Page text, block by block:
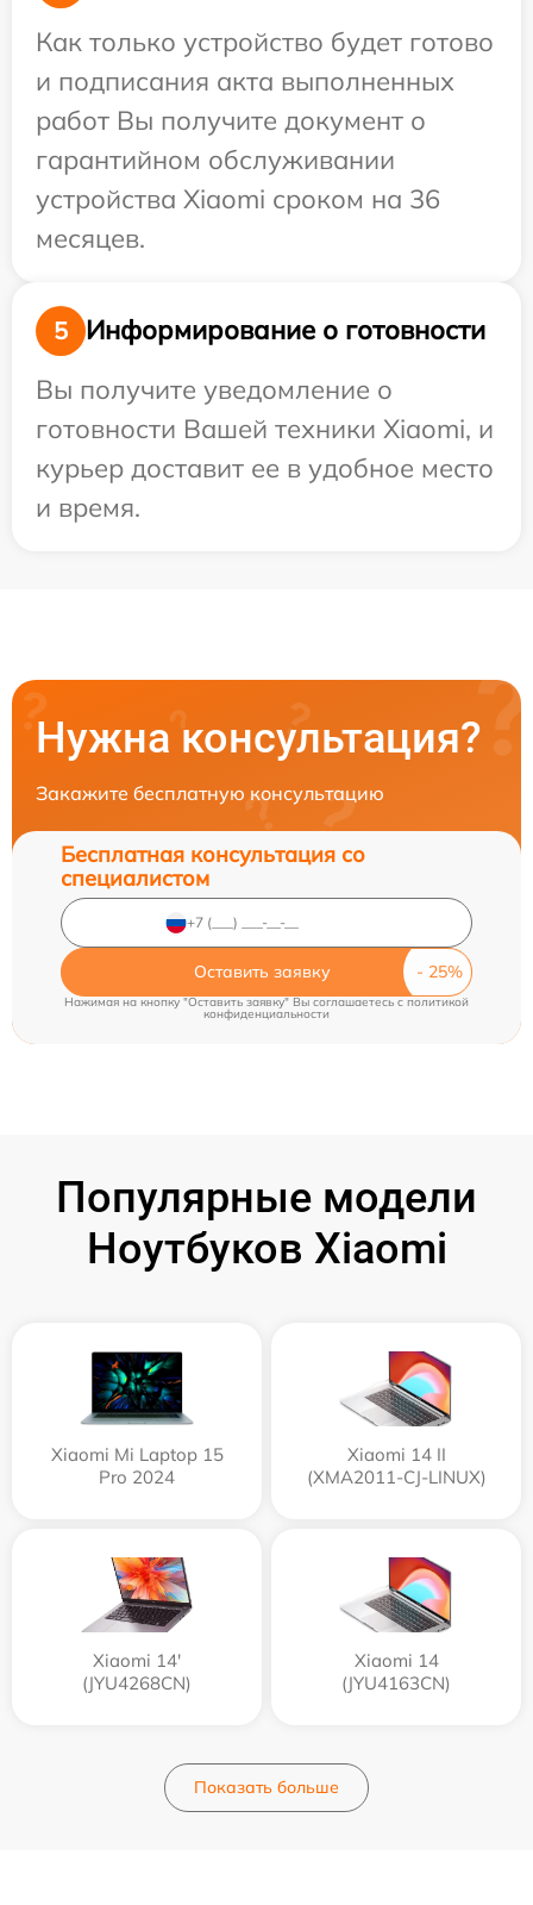
Как только устройство будет готово
и подписания акта выполненных
работ Вы получите документ о
гарантийном обслуживании
устройства Xiaomi сроком на 36
месяцев.
5
Информирование о готовности
Вы получите уведомление о
готовности Вашей техники Xiaomi, и
курьер доставит ее в удобное место
и время.
Нужна консультация?
Закажите бесплатную консультацию
Бесплатная консультация со
специалистом
Оставить заявку
Нажимая на кнопку "Оставить заявку" Вы соглашаетесь cполитикой
конфиденциальности
Популярные модели
Ноутбуков Xiaomi
Xiaomi Mi Laptop 15
Pro 2024
Xiaomi 14 II
(XMA2011-CJ-LINUX)
Xiaomi 14'
(JYU4268CN)
Xiaomi 14
(JYU4163CN)
Показать больше